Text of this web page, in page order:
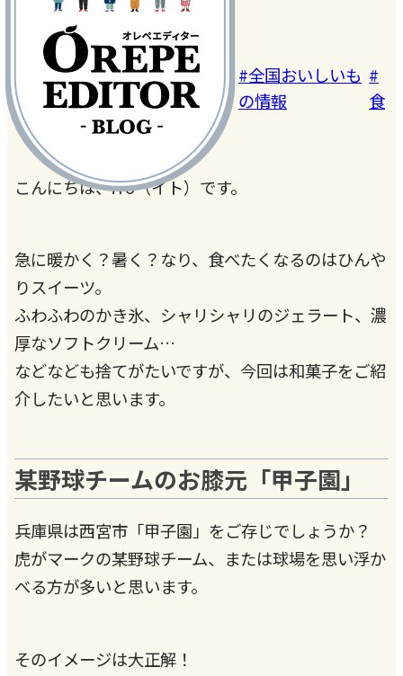
今月のテーマ
#お土産・お取
り寄せ
#お菓子・ス
イーツ
#全国おいしいも
の情報
#
食
こんにちは、iTo（イト）です。
急に暖かく？暑く？なり、食べたくなるのはひんや
りスイーツ。
ふわふわのかき氷、シャリシャリのジェラート、濃
厚なソフトクリーム…
などなども捨てがたいですが、今回は和菓子をご紹
介したいと思います。
某野球チームのお膝元「甲子園」
兵庫県は西宮市「甲子園」をご存じでしょうか？
虎がマークの某野球チーム、または球場を思い浮か
べる方が多いと思います。
そのイメージは大正解！